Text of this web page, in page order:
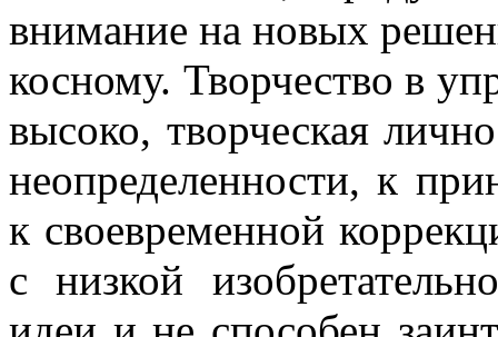
внимание на новых
косному. Творчество в
высоко, творческая
неопределенности, к
к своевременной
с низкой